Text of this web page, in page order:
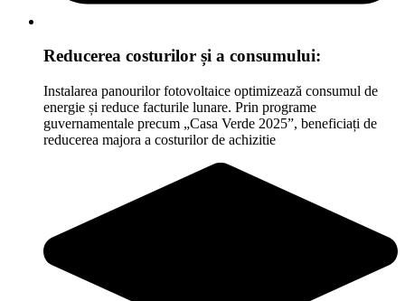
Reducerea costurilor și a consumului:
Instalarea panourilor fotovoltaice optimizează consumul de
energie și reduce facturile lunare. Prin programe
guvernamentale precum „Casa Verde 2025”, beneficiați de
reducerea majora a costurilor de achizitie